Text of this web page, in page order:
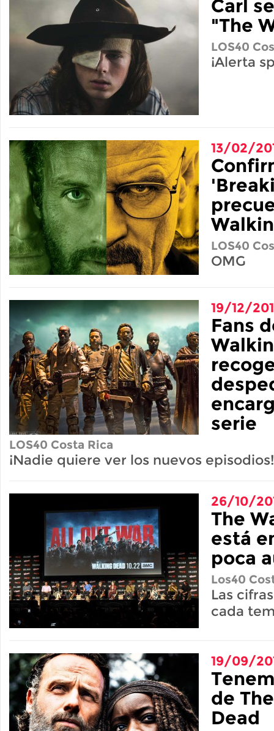
Carl
"The
LOS40
¡Alerta
13/02/
LOS40
OMG
19/12/
Fans
serie
LOS40 Costa Rica
¡Nadie quiere ver los nuevos episodios!
26/10/
The
está
poca
Los40
Las
cada
19/09/
de
Dead